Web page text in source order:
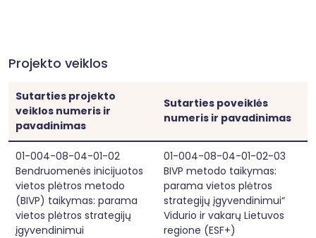
Projekto veiklos
Sutarties projekto
veiklos numeris ir
pavadinimas
Sutarties poveiklės
numeris ir pavadinimas
01-004-08-04-01-02
Bendruomenės inicijuotos
vietos plėtros metodo
(BIVP) taikymas: parama
vietos plėtros strategijų
įgyvendinimui
01-004-08-04-01-02-03
BIVP metodo taikymas:
parama vietos plėtros
strategijų įgyvendinimui“
Vidurio ir vakarų Lietuvos
regione (ESF+)